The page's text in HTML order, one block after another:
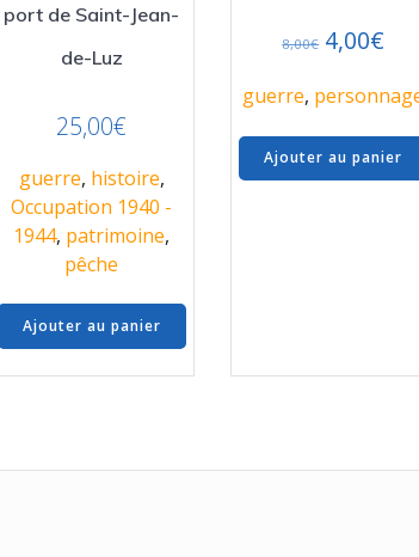
port de Saint-Jean-
de-Luz
25,00€
guerre, histoire,
Occupation 1940 -
1944, patrimoine,
pêche
Ajouter au panier
8,00€ Le
initial
8,00€.
4,00€
guerre,
Ajouter au panier